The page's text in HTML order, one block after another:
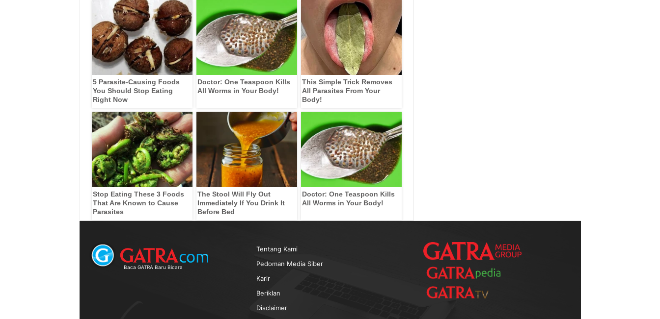
5 Parasite-Causing Foods
You Should Stop Eating
Right Now
Doctor: One Teaspoon Kills
All Worms in Your Body!
This Simple Trick Removes
All Parasites From Your
Body!
Stop Eating These 3 Foods
That Are Known to Cause
Parasites
The Stool Will Fly Out
Immediately If You Drink It
Before Bed
Doctor: One Teaspoon Kills
All Worms in Your Body!
Baca GATRA Baru Bicara
Tentang Kami
Pedoman Media Siber
Karir
Beriklan
Disclaimer